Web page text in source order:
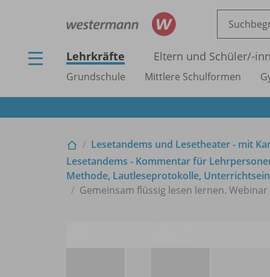
Lehrkräfte Eltern und Schüler/-
Grundschule Mittlere Schulformen
Lesetandems und Lesetheater - mit
Lesetandems - Kommentar für
Methode, Lautleseprotokolle,
Gemeinsam flüssig lesen lernen.